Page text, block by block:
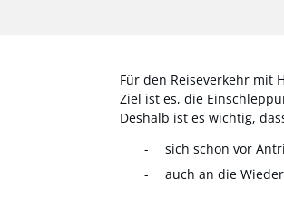
Für den Reiseverkehr mit
Ziel ist es, die
Deshalb ist es wichtig,
sich schon vor
auch an die